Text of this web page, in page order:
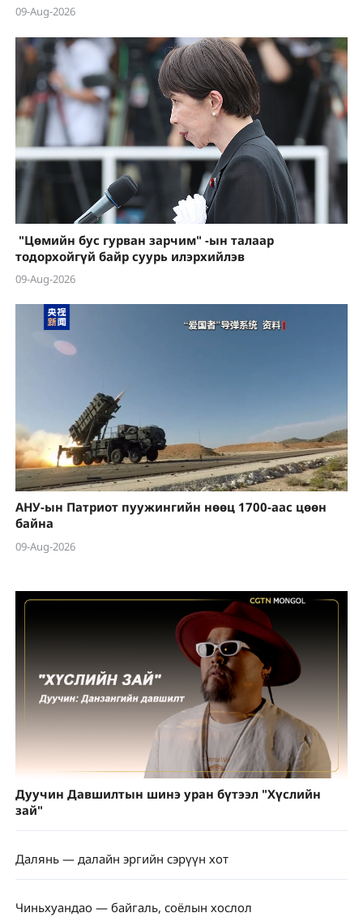
09-Aug-2026
"Цөмийн бус гурван зарчим" -ын талаар
тодорхойгүй байр суурь илэрхийлэв
09-Aug-2026
АНУ-ын Патриот пуужингийн нөөц 1700-аас цөөн
байна
09-Aug-2026
Дуучин Давшилтын шинэ уран бүтээл "Хүслийн
зай"
Далянь — далайн эргийн сэрүүн хот
Чиньхуандао — байгаль, соёлын хослол